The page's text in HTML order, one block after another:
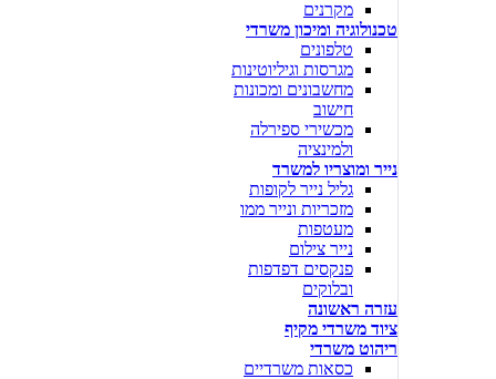
מקרנים
טכנולוגיה ומיכון משרדי
טלפונים
מגרסות וגיליוטינות
מחשבונים ומכונות
חישוב
מכשירי ספירלה
ולמינציה
נייר ומוצריו למשרד
גליל נייר לקופות
מזכריות ונייר ממו
מעטפות
נייר צילום
פנקסים דפדפות
ובלוקים
עזרה ראשונה
ציוד משרדי מקיף
ריהוט משרדי
כסאות משרדיים